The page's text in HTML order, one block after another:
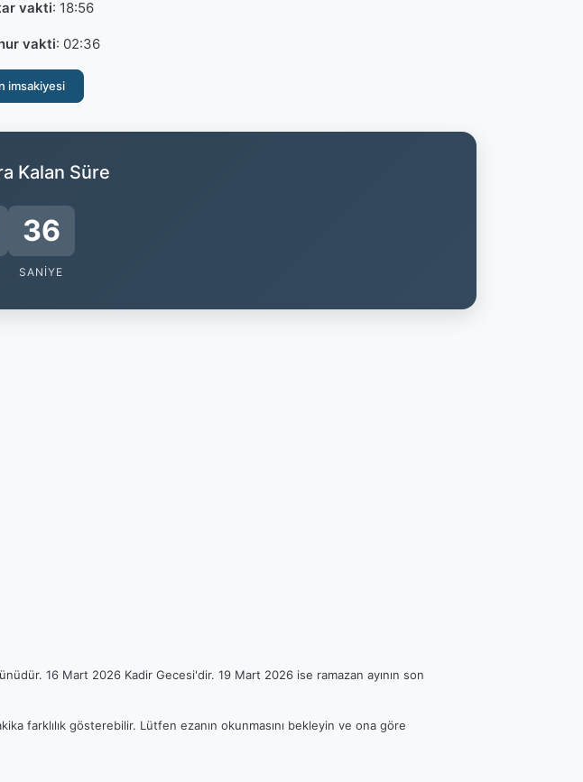
vakti: 18:56
vakti: 02:36
imsakiyesi
Kalan Süre
36
SANIYE
16 Mart 2026 Kadir Gecesi'dir. 19 Mart 2026 ise ramazan ayının son
farklılık gösterebilir. Lütfen ezanın okunmasını bekleyin ve ona göre